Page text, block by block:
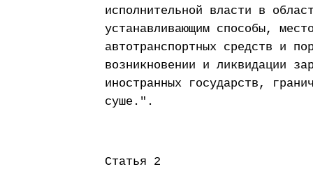
исполнительной власти в
устанавливающим способы,
автотранспортных средств и
возникновении и ликвидации
иностранных государств,
суше.".
Статья 2